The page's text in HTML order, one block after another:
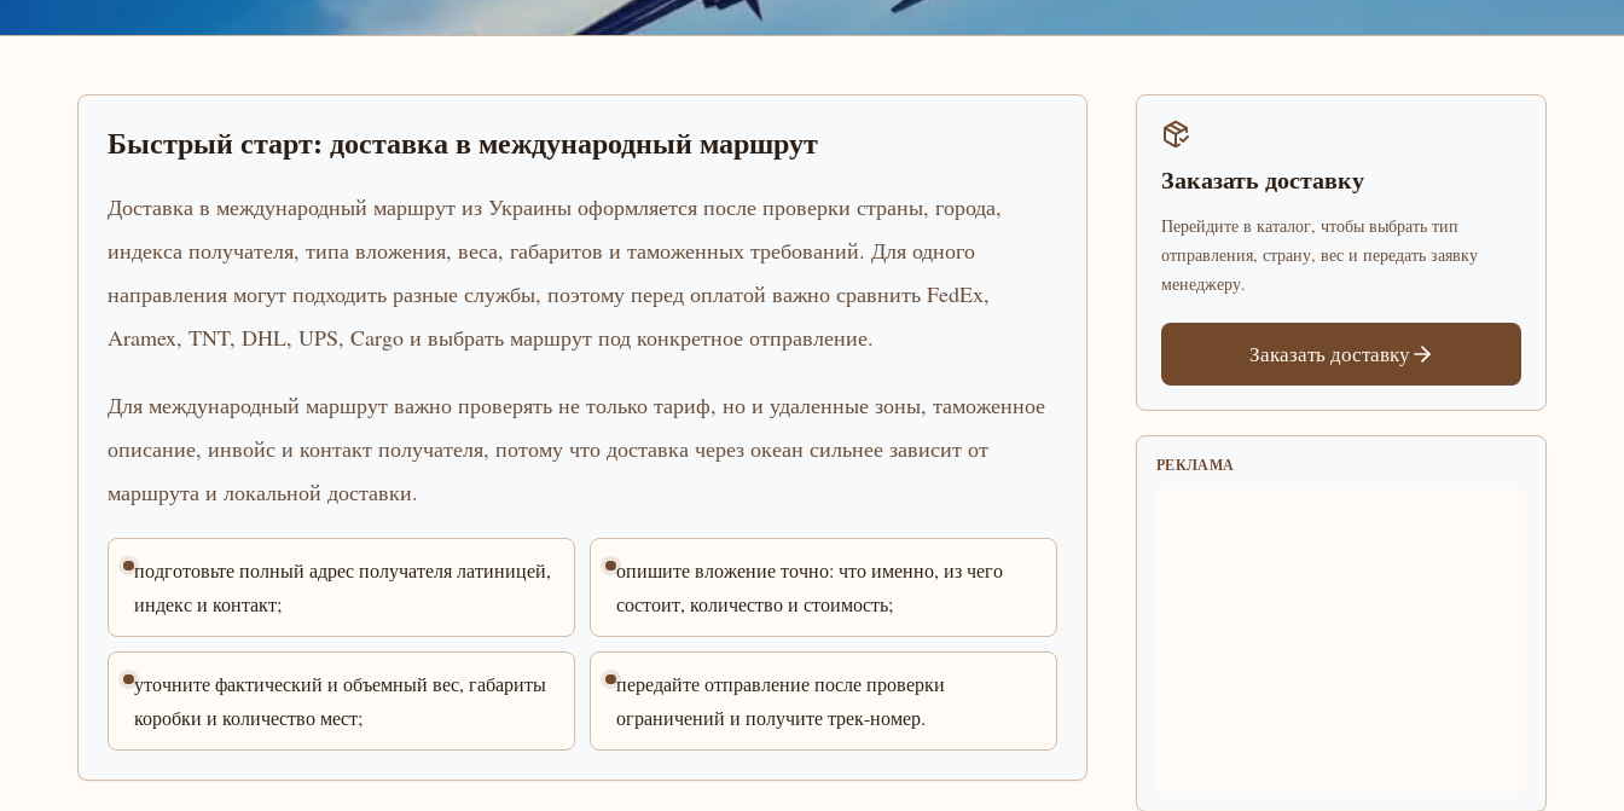
Быстрый старт: доставка в международный маршрут
Доставка в международный маршрут из Украины оформляется после проверки страны, города,
индекса получателя, типа вложения, веса, габаритов и таможенных требований. Для одного
направления могут подходить разные службы, поэтому перед оплатой важно сравнить FedEx,
Aramex, TNT, DHL, UPS, Cargo и выбрать маршрут под конкретное отправление.
Для международный маршрут важно проверять не только тариф, но и удаленные зоны, таможенное
описание, инвойс и контакт получателя, потому что доставка через океан сильнее зависит от
маршрута и локальной доставки.
подготовьте полный адрес получателя латиницей,
индекс и контакт;
опишите вложение точно: что именно, из чего
состоит, количество и стоимость;
уточните фактический и объемный вес, габариты
коробки и количество мест;
передайте отправление после проверки
ограничений и получите трек-номер.
Заказать доставку
Перейдите в каталог, чтобы выбрать тип
отправления, страну, вес и передать заявку
менеджеру.
Заказать доставку
РЕКЛАМА